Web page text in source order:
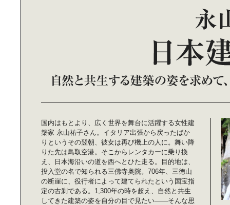
国内はもとより、広く世界を舞台に活躍する女性建
築家 永山祐子さん。イタリア出張から戻ったばか
りというその翌朝、彼女は再び機上の人に。舞い降
りた先は鳥取空港。そこからレンタカーに乗り換
え、日本海沿いの道を西へとひた走る。目的地は、
投入堂の名で知られる三佛寺奥院。706年、三徳山
の断崖に、役行者によって建てられたという国宝指
定の古刹である。1,300年の時を超え、自然と共生
してきた建築の姿を自分の目で見たい――そんな思
RYOGOKU NEW LOCAL｜「両国」
グランピングも楽しめるリゾーティ
GOLF CLUB」へ。
「サウンドクチュール」に学ぶ｜心
地よい音と香りの見つけ方